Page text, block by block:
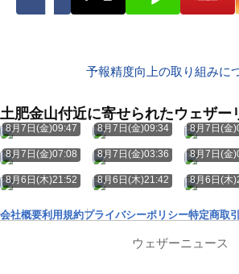
予報精度向上の取り組みに
土肥金山付近に寄せられたウェザー
8月7日(金)09:47 8月7日(金)09:34 8月7日(金
8月7日(金)07:08 8月7日(金)03:36 8月7日(金
8月6日(木)21:52 8月6日(木)21:42 8月6日(木
会社概要利用規約プライバシーポリシー特定商取
ウェザーニュース